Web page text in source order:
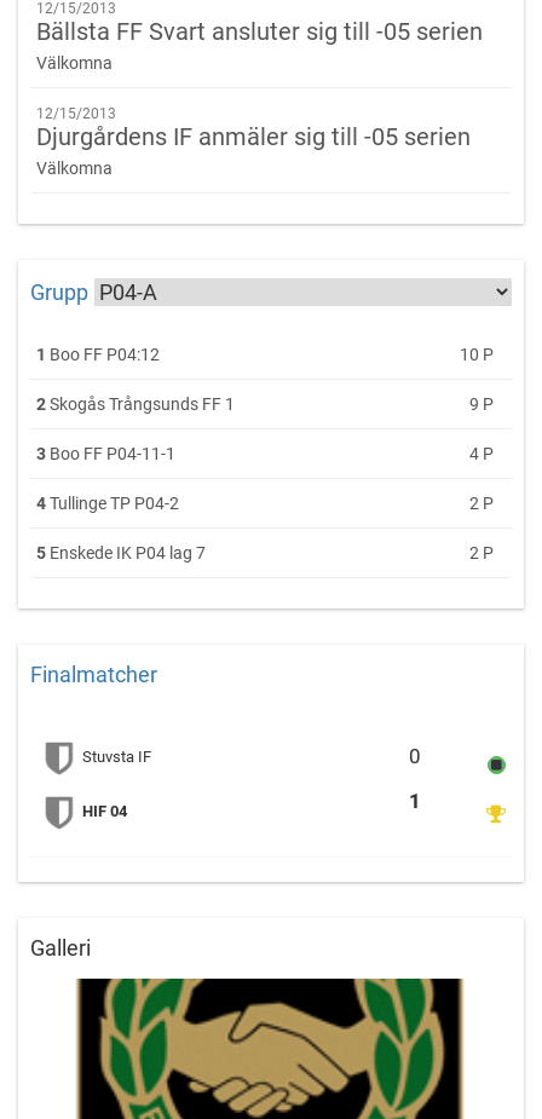
OBS! Anmälan är definitiv då betalning bokförts hos oss.
Servering: Cafeteria & Grill/matförsäljning finns i hallen.
Kontaktperson och cupansvarig:
nicklas.steen@ifkhaninge.se
12/15/2013
Bällsta FF Svart ansluter sig till -05 serien
Välkomna
12/15/2013
Djurgårdens IF anmäler sig till -05 serien
Välkomna
Grupp
1 Boo FF P04:12 10 P
2Skogås Trångsunds FF 1 9 P
3 Boo FF P04-11-1 4 P
4Tullinge TP P04-2 2 P
5 Enskede IK P04 lag 7 2 P
Finalmatcher
Stuvsta IF
HIF 04
Stuvsta IF-Chelsea vs
0
1
Galleri